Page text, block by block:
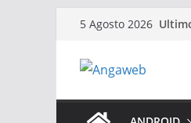
Salta
contenuto
5 Agosto 2026